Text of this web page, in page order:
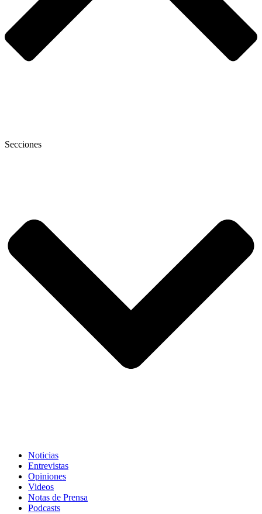
Secciones
Noticias
Entrevistas
Opiniones
Videos
Notas de Prensa
Podcasts